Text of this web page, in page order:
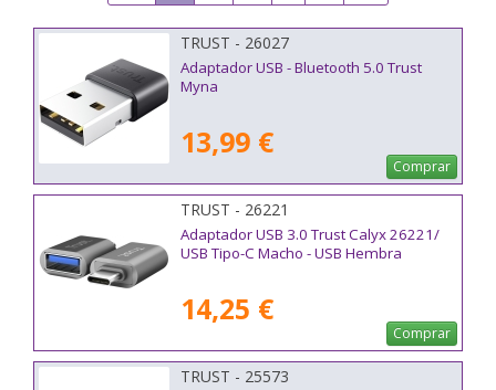
TRUST - 26027
Adaptador USB - Bluetooth 5.0 Trust
Myna
13,99 €
Comprar
TRUST - 26221
Adaptador USB 3.0 Trust Calyx 26221/
USB Tipo-C Macho - USB Hembra
14,25 €
Comprar
TRUST - 25573